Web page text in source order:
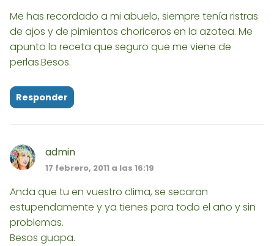
Me has recordado a mi abuelo, siempre tenía ristras
de ajos y de pimientos choriceros en la azotea. Me
apunto la receta que seguro que me viene de
perlas.Besos.
Responder
admin
17 febrero, 2011 a las 16:19
Anda que tu en vuestro clima, se secaran
estupendamente y ya tienes para todo el año y sin
problemas.
Besos guapa.